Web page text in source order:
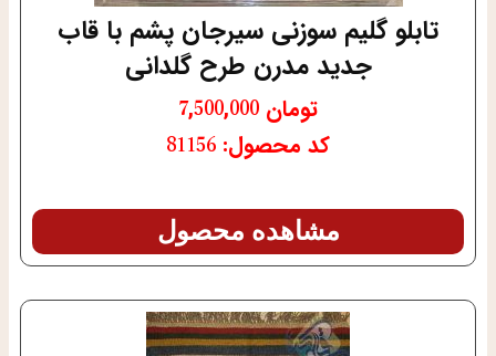
تابلو گلیم سوزنی سیرجان پشم با قاب
جدید مدرن طرح گلدانی
تومان
کد محصول: 81156
مشاهده محصول